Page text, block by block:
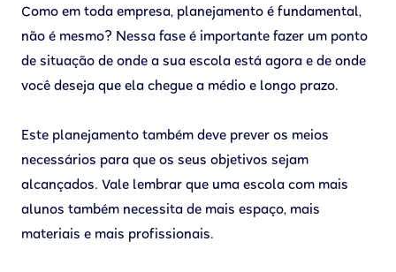
Como em toda empresa, planejamento é fundamental,
não é mesmo? Nessa fase é importante fazer um ponto
de situação de onde a sua escola está agora e de onde
você deseja que ela chegue a médio e longo prazo.
Este planejamento também deve prever os meios
necessários para que os seus objetivos sejam
alcançados. Vale lembrar que uma escola com mais
alunos também necessita de mais espaço, mais
materiais e mais profissionais.